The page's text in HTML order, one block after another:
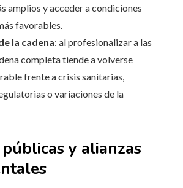
amplios y acceder a condiciones
favorables.
la cadena: al profesionalizar a las
completa tiende a volverse
frente a crisis sanitarias,
o variaciones de la
y alianzas